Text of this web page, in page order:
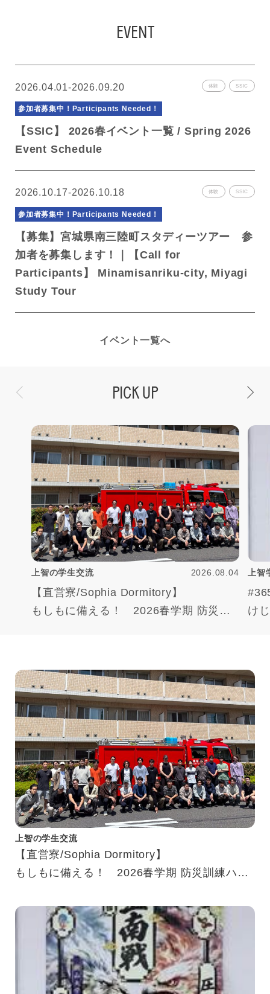
EVENT
2026.04.01-2026.09.20 体験 SSIC
【SSIC】 2026春イベント一覧 / Spring 2026
Event Schedule
参加者募集中！ Participants Needed！
2026.10.17-2026.10.18 体験 SSIC
【募集】宮城県南三陸町スタディーツアー 参
加者を募集します！｜【Call for
Participants】 Minamisanriku-city, Miyagi
Study Tour
参加者募集中！ Participants Needed！
イベント一覧へ
PICK UP
上智の学生交流 2026.08.04
【直営寮/Sophia Dormitory】
もしもに備える！ 2026春学期 防災訓
上
け
上智の学生交流
【直営寮/Sophia Dormitory】
もしもに備える！ 2026春学期 防災訓練ハイ
Ready for Emergencies! 2026 Spring Fire
Drill Highlights